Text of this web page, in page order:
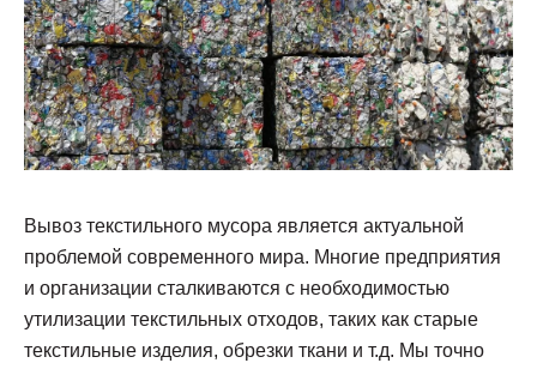
Вывоз текстильного мусора является актуальной
проблемой современного мира. Многие предприятия
и организации сталкиваются с необходимостью
утилизации текстильных отходов, таких как старые
текстильные изделия, обрезки ткани и т.д. Мы точно